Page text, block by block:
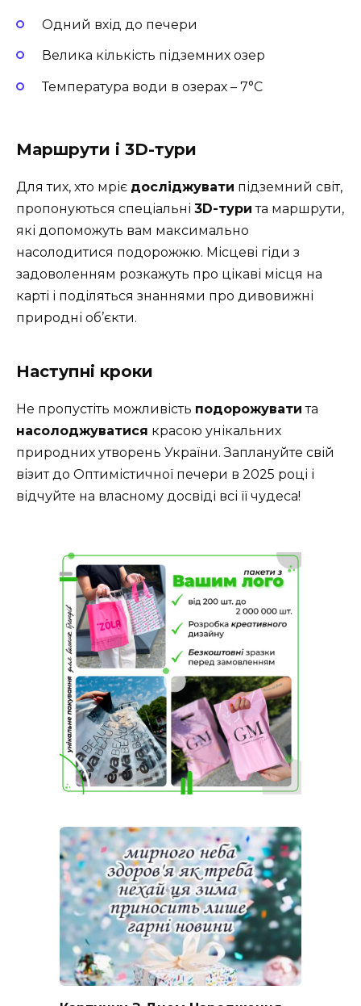
Одний вхід до печери
Велика кількість підземних озер
Температура води в озерах – 7°C
Маршрути і 3D-тури
Для тих, хто мріє досліджувати підземний світ,
пропонуються спеціальні 3D-тури та маршрути,
які допоможуть вам максимально
насолодитися подорожжю. Місцеві гіди з
задоволенням розкажуть про цікаві місця на
карті і поділяться знаннями про дивовижні
природні об’єкти.
Наступні кроки
Не пропустіть можливість подорожувати та
насолоджуватися красою унікальних
природних утворень України. Заплануйте свій
візит до Оптимістичної печери в 2025 році і
відчуйте на власному досвіді всі її чудеса!